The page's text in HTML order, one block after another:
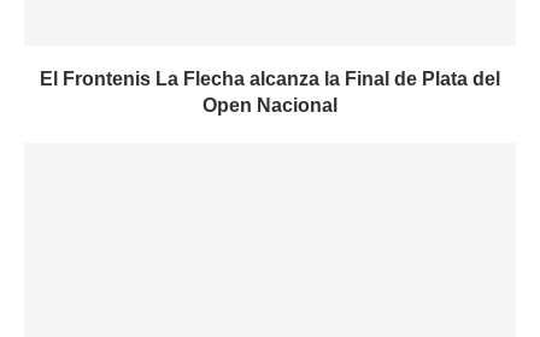
El Frontenis La Flecha alcanza la Final de Plata del
Open Nacional